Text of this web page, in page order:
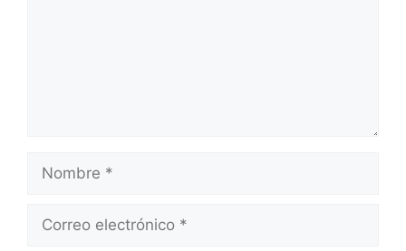
Nombre
Correo